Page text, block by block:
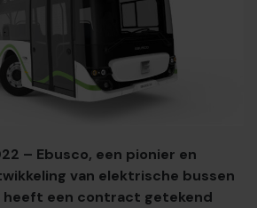
– Ebusco, een pionier en
van elektrische bussen
heeft een contract getekend